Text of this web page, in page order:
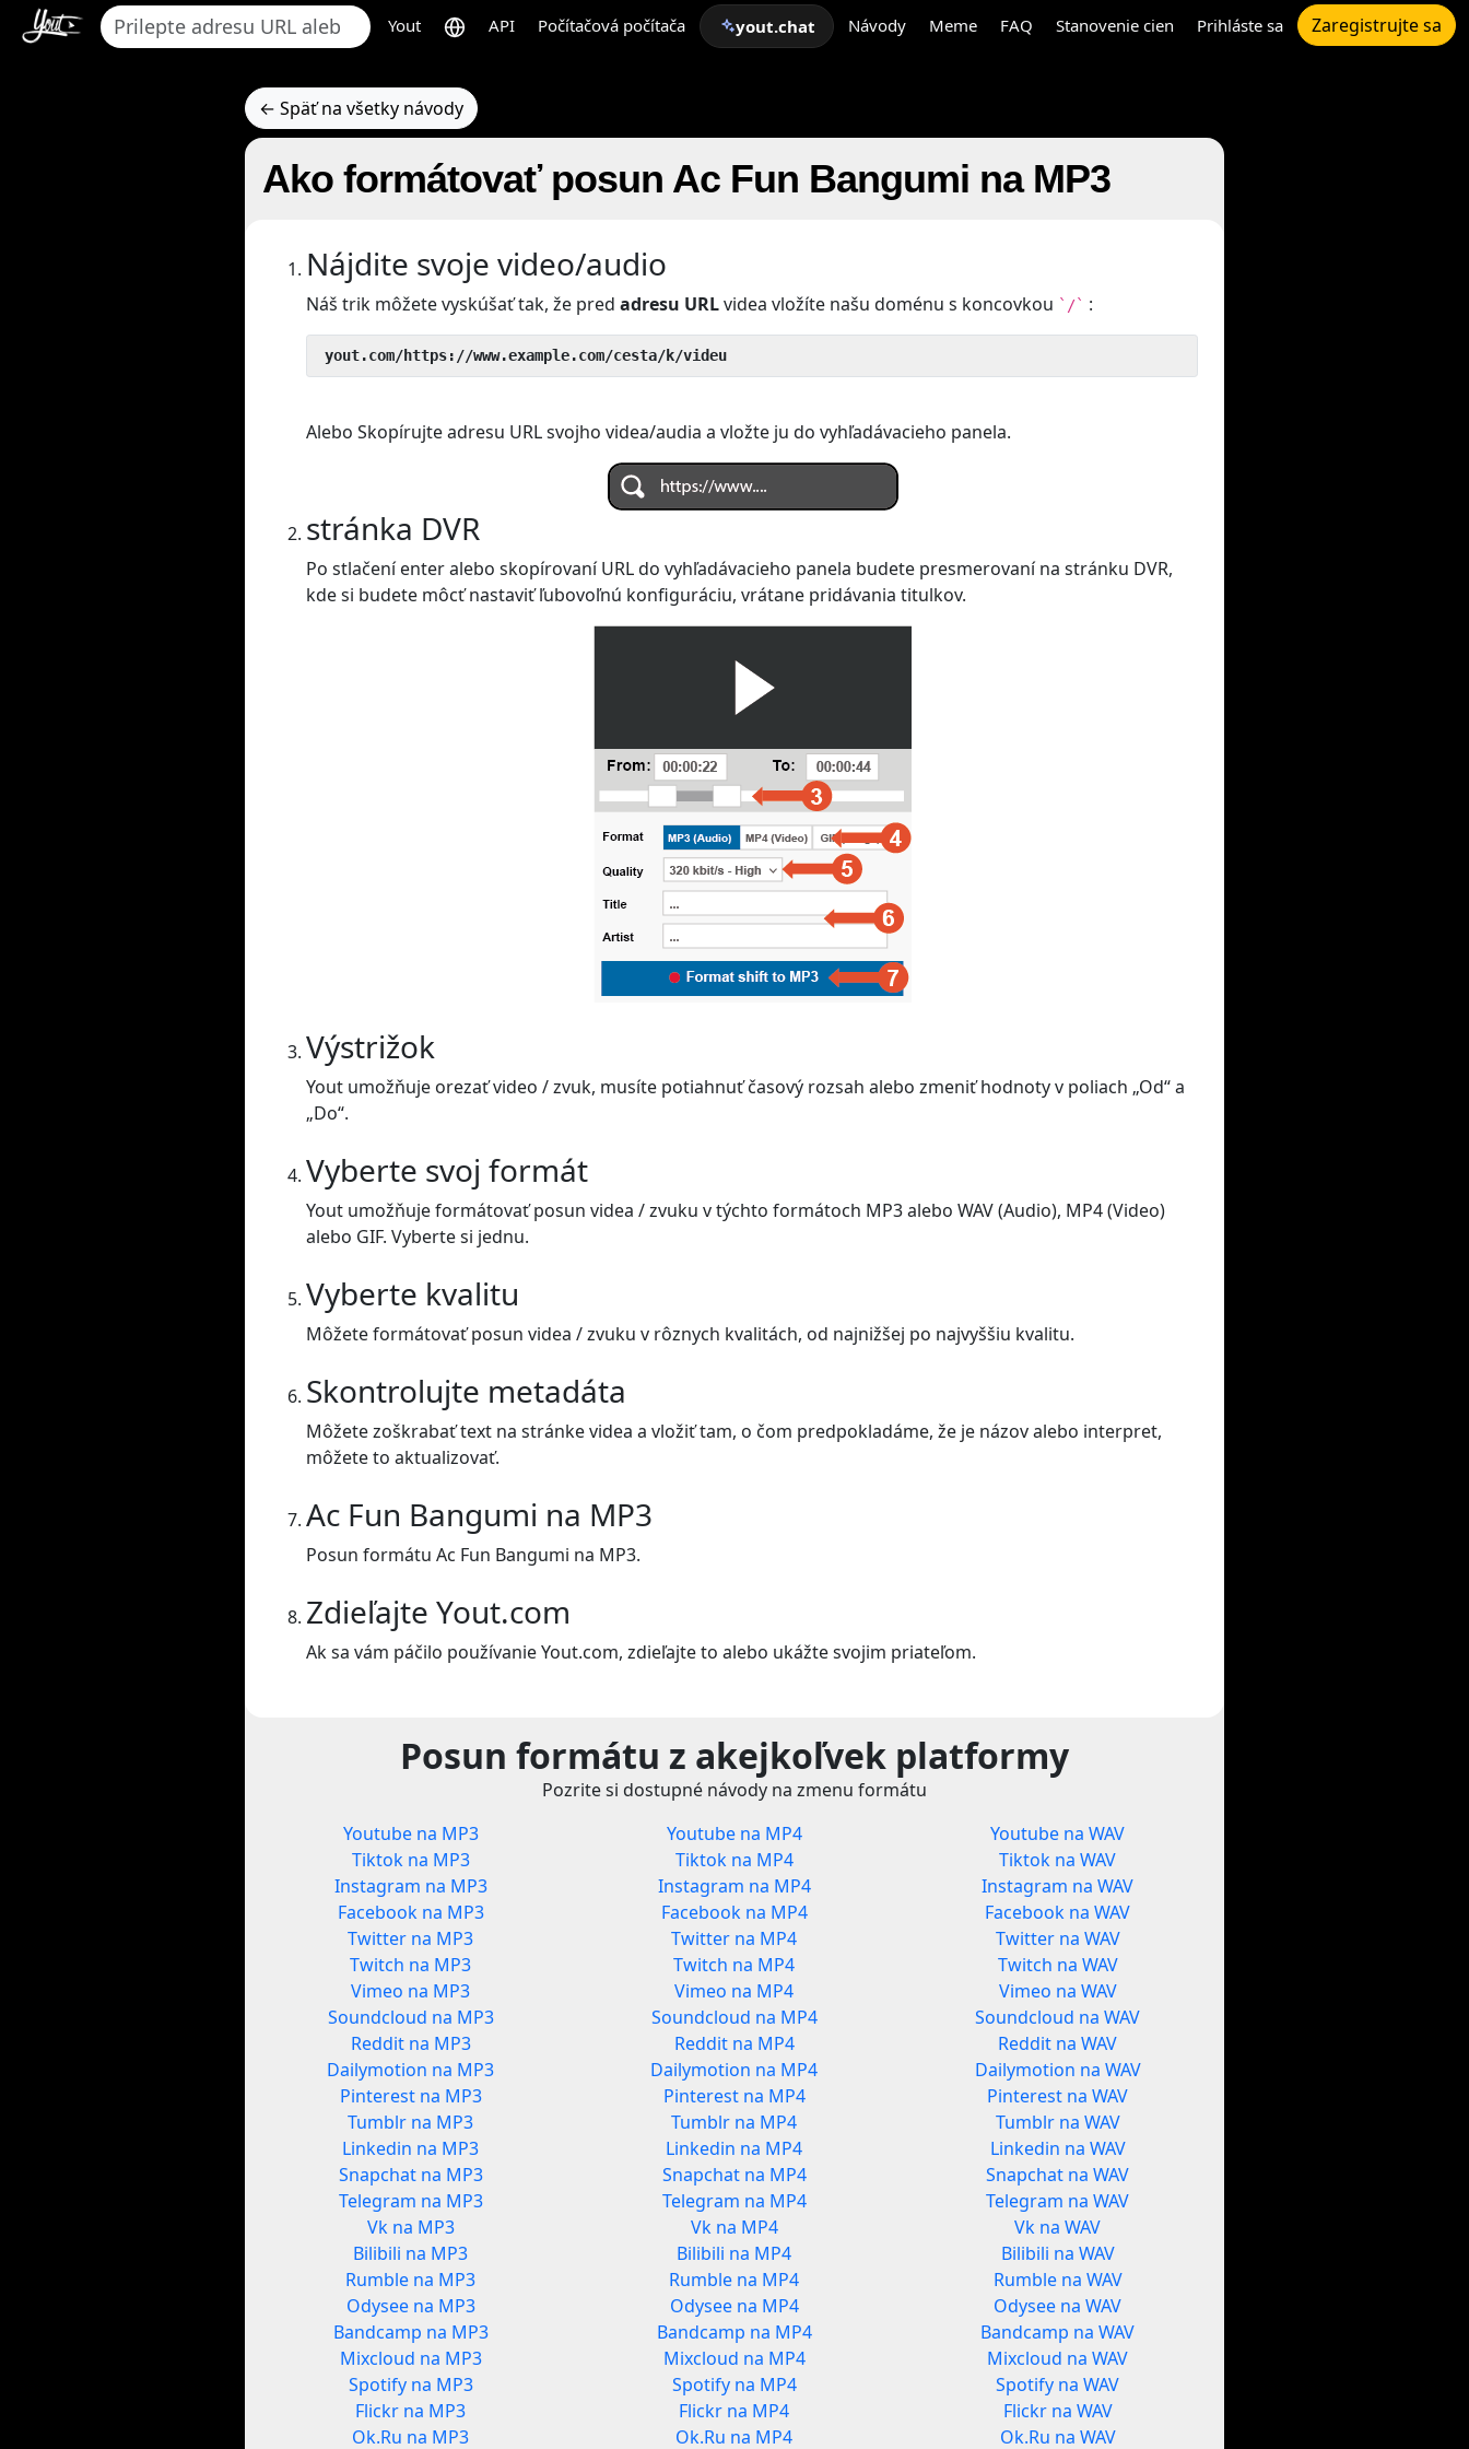
Yout API Počítačová počítača yout.chat Návody Meme FAQ Stanovenie cien Prihláste sa Zaregistrujte sa
← Späť na všetky návody
Ako formátovať posun Ac Fun Bangumi na MP3
Nájdite svoje video/audio
Náš trik môžete vyskúšať tak, že pred adresu URLvidea vložíte našu doménu s koncovkou `/` :
yout.com/https://www.example.com/cesta/k/videu
Alebo Skopírujte adresu URL svojho videa/audia a vložte ju do vyhľadávacieho panela.
stránka DVR
Po stlačení enter alebo skopírovaní URL do vyhľadávacieho panela budete presmerovaní na stránku DVR,
kde si budete môcť nastaviť ľubovoľnú konfiguráciu, vrátane pridávania titulkov.
Výstrižok
Yout umožňuje orezať video / zvuk, musíte potiahnuť časový rozsah alebo zmeniť hodnoty v poliach „Od“ a
„Do“.
Vyberte svoj formát
Yout umožňuje formátovať posun videa / zvuku v týchto formátoch MP3 alebo WAV (Audio), MP4 (Video)
alebo GIF. Vyberte si jednu.
Vyberte kvalitu
Môžete formátovať posun videa / zvuku v rôznych kvalitách, od najnižšej po najvyššiu kvalitu.
Skontrolujte metadáta
Môžete zoškrabať text na stránke videa a vložiť tam, o čom predpokladáme, že je názov alebo interpret,
môžete to aktualizovať.
Ac Fun Bangumi na MP3
Posun formátu Ac Fun Bangumi na MP3.
Zdieľajte Yout.com
Ak sa vám páčilo používanie Yout.com, zdieľajte to alebo ukážte svojim priateľom.
Posun formátu z akejkoľvek platformy
Pozrite si dostupné návody na zmenu formátu
Youtube na MP3
Tiktok na MP3
Instagram na MP3
Facebook na MP3
Twitter na MP3
Twitch na MP3
Vimeo na MP3
Soundcloud na MP3
Reddit na MP3
Dailymotion na MP3
Pinterest na MP3
Tumblr na MP3
Linkedin na MP3
Snapchat na MP3
Telegram na MP3
Vk na MP3
Bilibili na MP3
Rumble na MP3
Odysee na MP3
Bandcamp na MP3
Mixcloud na MP3
Spotify na MP3
Flickr na MP3
Ok.Ru na MP3
Youtube na MP4
Tiktok na MP4
Instagram na MP4
Facebook na MP4
Twitter na MP4
Twitch na MP4
Vimeo na MP4
Soundcloud na MP4
Reddit na MP4
Dailymotion na MP4
Pinterest na MP4
Tumblr na MP4
Linkedin na MP4
Snapchat na MP4
Telegram na MP4
Vk na MP4
Bilibili na MP4
Rumble na MP4
Odysee na MP4
Bandcamp na MP4
Mixcloud na MP4
Spotify na MP4
Flickr na MP4
Ok.Ru na MP4
Youtube na WAV
Tiktok na WAV
Instagram na WAV
Facebook na WAV
Twitter na WAV
Twitch na WAV
Vimeo na WAV
Soundcloud na WAV
Reddit na WAV
Dailymotion na WAV
Pinterest na WAV
Tumblr na WAV
Linkedin na WAV
Snapchat na WAV
Telegram na WAV
Vk na WAV
Bilibili na WAV
Rumble na WAV
Odysee na WAV
Bandcamp na WAV
Mixcloud na WAV
Spotify na WAV
Flickr na WAV
Ok.Ru na WAV